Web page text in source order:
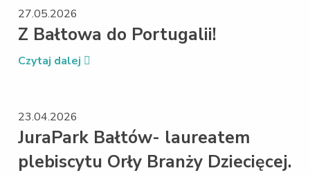
27.05.2026
Z Bałtowa do Portugalii!
Czytaj dalej
23.04.2026
JuraPark Bałtów- laureatem
plebiscytu Orły Branży Dziecięcej.